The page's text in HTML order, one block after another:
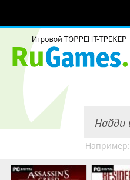
Например: